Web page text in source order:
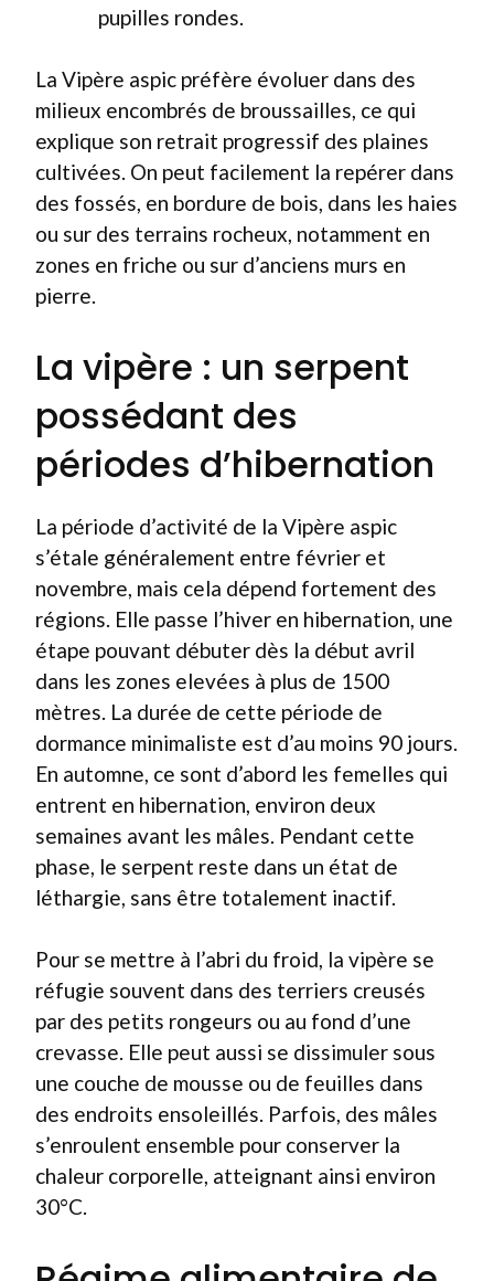
pupilles rondes.
La Vipère aspic préfère évoluer dans des
milieux encombrés de broussailles, ce qui
explique son retrait progressif des plaines
cultivées. On peut facilement la repérer dans
des fossés, en bordure de bois, dans les haies
ou sur des terrains rocheux, notamment en
zones en friche ou sur d’anciens murs en
pierre.
La vipère : un serpent
possédant des
périodes d’hibernation
La période d’activité de la Vipère aspic
s’étale généralement entre février et
novembre, mais cela dépend fortement des
régions. Elle passe l’hiver en hibernation, une
étape pouvant débuter dès la début avril
dans les zones elevées à plus de 1500
mètres. La durée de cette période de
dormance minimaliste est d’au moins 90 jours.
En automne, ce sont d’abord les femelles qui
entrent en hibernation, environ deux
semaines avant les mâles. Pendant cette
phase, le serpent reste dans un état de
léthargie, sans être totalement inactif.
Pour se mettre à l’abri du froid, la vipère se
réfugie souvent dans des terriers creusés
par des petits rongeurs ou au fond d’une
crevasse. Elle peut aussi se dissimuler sous
une couche de mousse ou de feuilles dans
des endroits ensoleillés. Parfois, des mâles
s’enroulent ensemble pour conserver la
chaleur corporelle, atteignant ainsi environ
30°C.